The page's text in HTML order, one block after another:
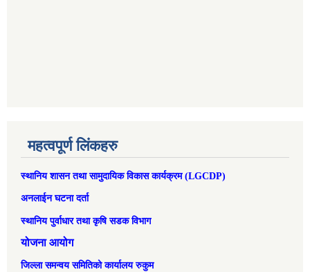
महत्वपूर्ण लिंकहरु
स्थानिय शासन तथा सामुदायिक विकास कार्यक्रम (LGCDP)
अनलाईन घटना दर्ता
स्थानिय पुर्वाधार तथा कृषि सडक विभाग
योजना आयोग
जिल्ला समन्वय समितिको कार्यालय रुकुम